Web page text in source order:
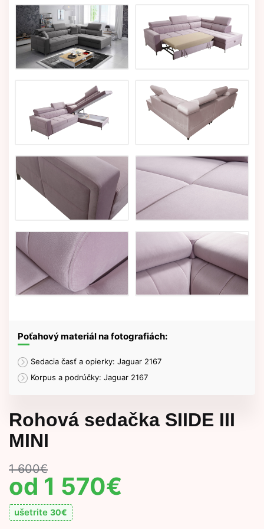
Poťahový materiál na fotografiách:
Sedacia časť a opierky: Jaguar 2167
Korpus a podrúčky: Jaguar 2167
Rohová sedačka SIIDE III
MINI
1 600€
1 570€
ušetrite 30€